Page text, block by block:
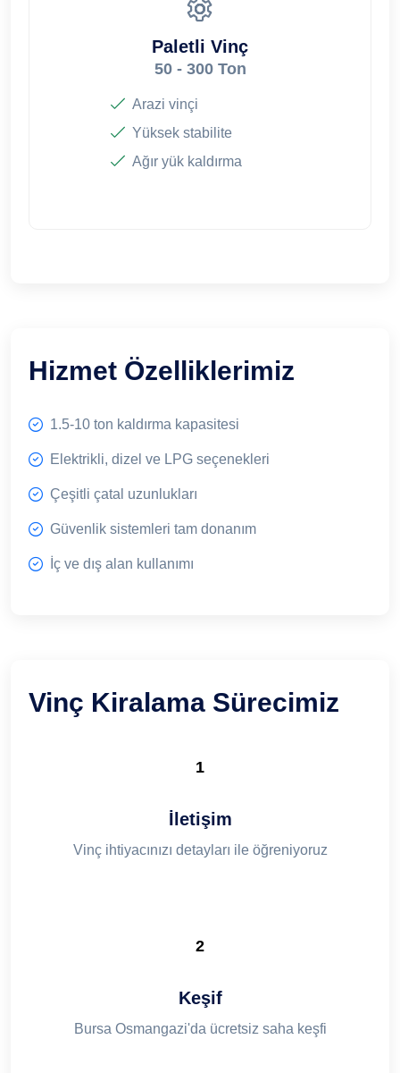
Paletli Vinç
50 - 300 Ton
Arazi vinçi
Yüksek stabilite
Ağır yük kaldırma
Hizmet Özelliklerimiz
1.5-10 ton kaldırma kapasitesi
Elektrikli, dizel ve LPG seçenekleri
Çeşitli çatal uzunlukları
Güvenlik sistemleri tam donanım
İç ve dış alan kullanımı
Vinç Kiralama Sürecimiz
1
İletişim
Vinç ihtiyacınızı detayları ile öğreniyoruz
2
Keşif
Bursa Osmangazi'da ücretsiz saha keşfi